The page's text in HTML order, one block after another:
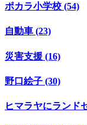
ポカラ小学校 (54)
自動車 (23)
災害支援 (16)
野口絵子 (30)
ヒマラヤにランド